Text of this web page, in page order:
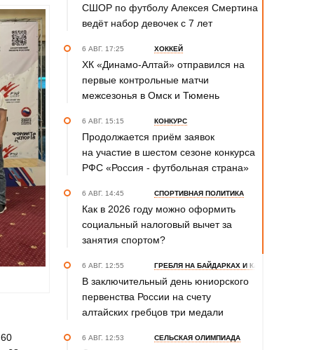
СШОР по футболу Алексея Смертина
ведёт набор девочек с 7 лет
6 АВГ. 17:25 ХОККЕЙ
ХК «Динамо-Алтай» отправился на
первые контрольные матчи
межсезонья в Омск и Тюмень
6 АВГ. 15:15 КОНКУРС
Продолжается приём заявок
на участие в шестом сезоне конкурса
РФС «Россия - футбольная страна»
6 АВГ. 14:45 СПОРТИВНАЯ ПОЛИТИКА
Как в 2026 году можно оформить
социальный налоговый вычет за
занятия спортом?
6 АВГ. 12:55 ГРЕБЛЯ НА БАЙДАРКАХ И КАНОЭ
В заключительный день юниорского
первенства России на счету
алтайских гребцов три медали
6 АВГ. 12:53 СЕЛЬСКАЯ ОЛИМПИАДА